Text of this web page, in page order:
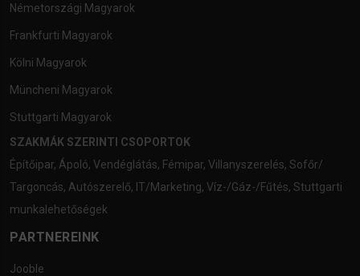
Németországi Magyarok
Frankfurti Magyarok
Kölni Magyarok
Müncheni Magyarok
Stuttgarti Magyarok
SZAKMÁK SZERINTI CSOPORTOK
Építőipar, Ápoló, Vendéglátás, Fémipar, Villanyszerelés, Sofőr/
Targoncás, Autószerelő, IT/Marketing, Víz-/Gáz-/Fűtés, Stuttgarti
munkalehetőségek
PARTNEREINK
Jooble